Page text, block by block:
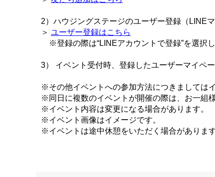
2）ハウジングステージのユーザー登録（LINEマ
＞ ユーザー登録はこちら
※登録の際は“LINEアカウントで登録”を選択し
3） イベント受付時、登録したユーザーマイペ
※その他イベントへの参加方法につきましては
※同日に複数のイベントが開催の際は、お一組
※イベント内容は変更になる場合があります。
※イベント画像はイメージです。
※イベントは途中休憩をいただく場合があります